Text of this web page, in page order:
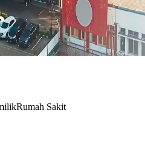
Rumah Sakit